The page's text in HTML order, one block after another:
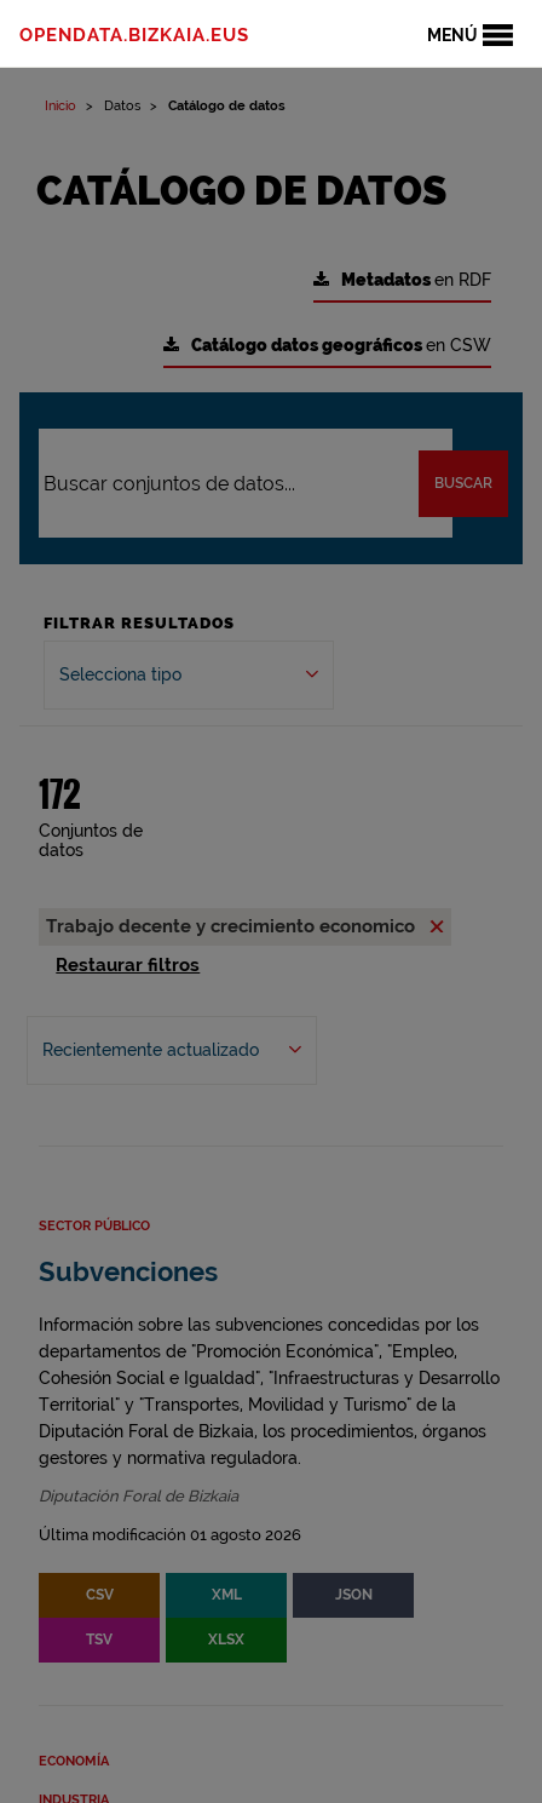
MENÚ
OPENDATA.BIZKAIA.EUS
Inicio Datos Catálogo de datos
CATÁLOGO DE DATOS
Metadatosen RDF
Catálogo datos geográficosen CSW
BUSCAR
FILTRAR RESULTADOS
Selecciona tipo
172
Conjuntos de
datos
Trabajo decente y crecimiento economico
Restaurar filtros
Recientemente actualizado
SECTOR PÚBLICO
Subvenciones
Información sobre las subvenciones concedidas por los
departamentos de "Promoción Económica", "Empleo,
Cohesión Social e Igualdad", "Infraestructuras y Desarrollo
Territorial" y "Transportes, Movilidad y Turismo" de la
Diputación Foral de Bizkaia, los procedimientos, órganos
gestores y normativa reguladora.
Diputación Foral de Bizkaia
Última modificación 01 agosto 2026
CSV XML JSON
TSV XLSX
ECONOMÍA